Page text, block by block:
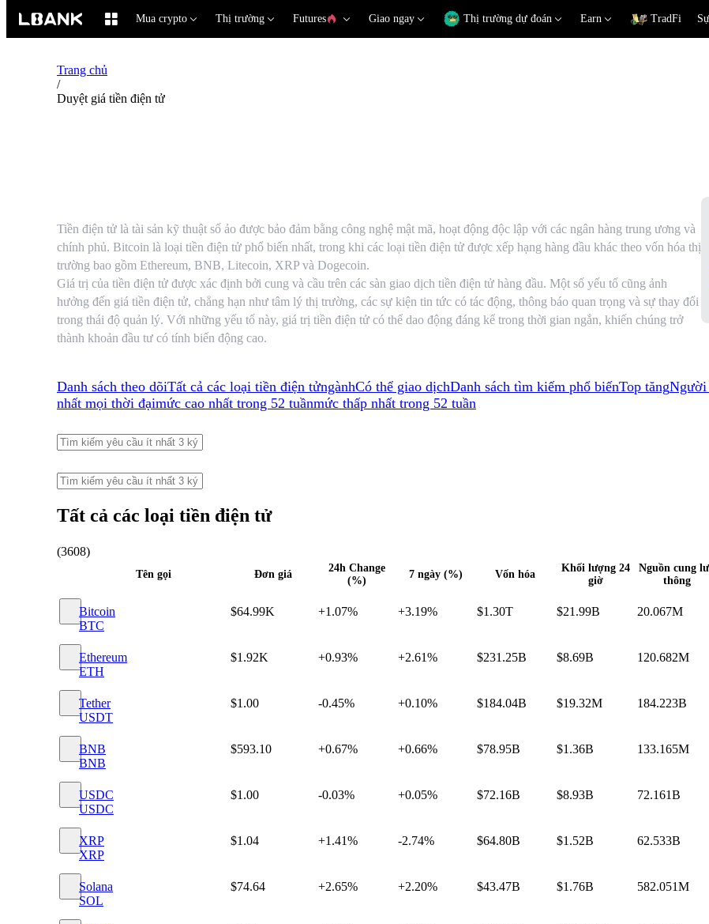
Mua crypto Thị trường Futures Giao ngay Thị trường dự đoán Earn TradFi
Trang chủ
/
Duyệt giá tiền điện tử
Tiền điện tử là tài sản kỹ thuật số ảo được bảo đảm bằng công nghệ mật mã, hoạt động độc lập với các ngân hàng trung ương và
chính phủ. Bitcoin là loại tiền điện tử phổ biến nhất, trong khi các loại tiền điện tử được xếp hạng hàng đầu khác theo vốn hóa thị
trường bao gồm Ethereum, BNB, Litecoin, XRP và Dogecoin.
Giá trị của tiền điện tử được xác định bởi cung và cầu trên các sàn giao dịch tiền điện tử hàng đầu. Một số yếu tố cũng ảnh
hưởng đến giá tiền điện tử, chẳng hạn như tâm lý thị trường, các sự kiện tin tức có tác động, thông báo quan trọng và sự thay đổi
trong thái độ quản lý. Với những yếu tố này, giá trị tiền điện tử có thể dao động đáng kể trong thời gian ngắn, khiến chúng trở
thành khoản đầu tư có tính biến động cao.
Danh sách theo dõiTất cả các loại tiền điện tửngànhCó thể giao dịchDanh sách tìm kiếm phổ biếnTop tăngNgười
nhất mọi thời đạimức cao nhất trong 52 tuầnmức thấp nhất trong 52 tuần
Tất cả các loại tiền điện tử
(3608)
Tên gọi Đơn giá
24h Change
(%)
7 ngày (%) Vốn hóa
Khối lượng 24
giờ
Nguồn cung
thông
Bitcoin
BTC
$64.99K +1.07% +3.19% $1.30T $21.99B 20.067M
Ethereum
ETH
$1.92K +0.93% +2.61% $231.25B $8.69B 120.682M
Tether
USDT
$1.00 -0.45% +0.10% $184.04B $19.32M 184.223B
BNB
BNB
$593.10 +0.67% +0.66% $78.95B $1.36B 133.165M
USDC
USDC
$1.00 -0.03% +0.05% $72.16B $8.93B 72.161B
XRP
XRP
$1.04 +1.41% -2.74% $64.80B $1.52B 62.533B
Solana
SOL
$74.64 +2.65% +2.20% $43.47B $1.76B 582.051M